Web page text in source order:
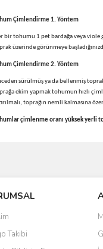
Çimlendirme 1. Yöntem
bir tohumu 1 pet bardağa veya viole
üzerinde görünmeye
Çimlendirme 2.Yöntem
sürülmüş ya da bellenmiş
ekim yapmak tohumun hızlı
toprağın nemli kalmasına
çimlenme oranı yüksek yerli
Ürün resmi kalitesiz,
Ürün açıklamasında
Ürün bilgilerinde hatalar
Ürün fiyatı diğer
Takibi